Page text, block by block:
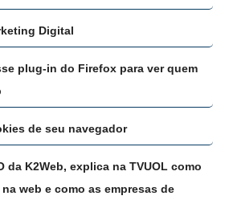
Digital
plug-in do Firefox para ver quem
de seu navegador
da K2Web, explica na TVUOL como
web e como as empresas de